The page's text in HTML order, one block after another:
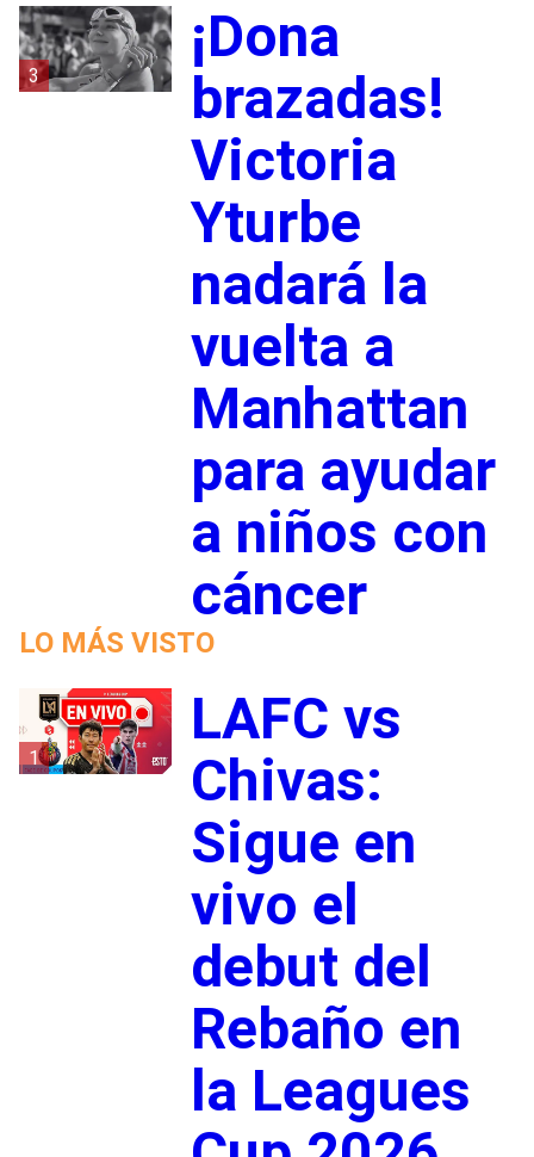
3
¡Dona
brazadas!
Victoria
Yturbe
nadará la
vuelta a
Manhattan
para ayudar
a niños con
cáncer
LO MÁS VISTO
1
LAFC vs
Chivas:
Sigue en
vivo el
debut del
Rebaño en
la Leagues